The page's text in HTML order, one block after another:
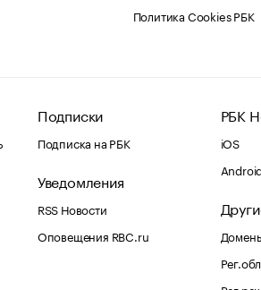
Политика Cookies РБК
Подписки
Подписка на РБК
Уведомления
RSS Новости
Оповещения RBC.ru
РБК
iOS